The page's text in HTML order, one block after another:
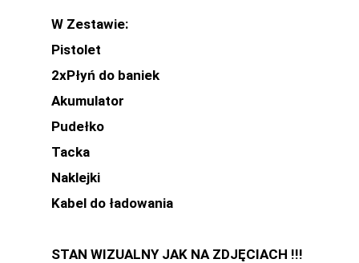
W Zestawie:
Pistolet
2xPłyń do baniek
Akumulator
Pudełko
Tacka
Naklejki
Kabel do ładowania
STAN WIZUALNY JAK NA ZDJĘCIACH !!!